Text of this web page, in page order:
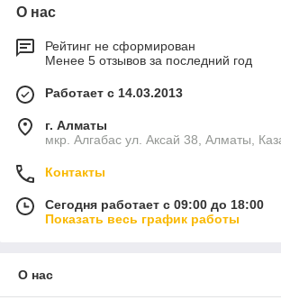
О нас
Рейтинг не сформирован
Менее 5 отзывов за последний год
Работает с 14.03.2013
г. Алматы
мкр. Алгабас ул. Аксай 38, Алматы,
Контакты
Сегодня работает с 09:00 до 18:00
Показать весь график работы
О нас